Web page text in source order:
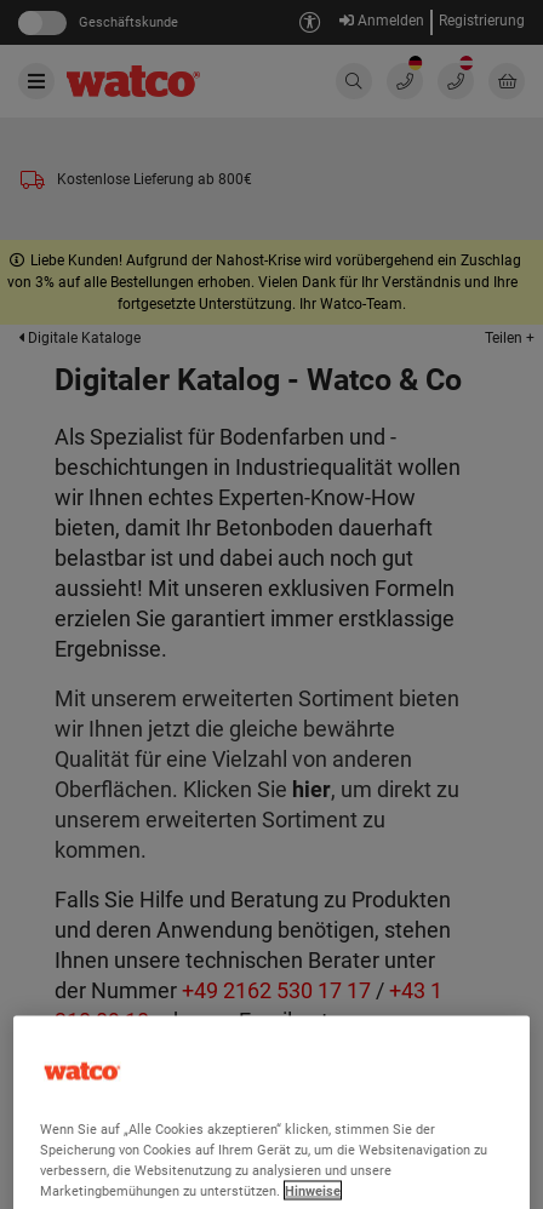
Geschäftskunde Anmelden Registrierung
Kostenlose Lieferung ab 800€
Liebe Kunden! Aufgrund der Nahost-Krise wird vorübergehend ein Zuschlag
von 3% auf alle Bestellungen erhoben. Vielen Dank für Ihr Verständnis und Ihre
fortgesetzte Unterstützung. Ihr Watco-Team.
Digitale Kataloge
Teilen +
Digitaler Katalog - Watco & Co
Als Spezialist für Bodenfarben und -
beschichtungen in Industriequalität wollen
wir Ihnen echtes Experten-Know-How
bieten, damit Ihr Betonboden dauerhaft
belastbar ist und dabei auch noch gut
aussieht! Mit unseren exklusiven Formeln
erzielen Sie garantiert immer erstklassige
Ergebnisse.
Mit unserem erweiterten Sortiment bieten
wir Ihnen jetzt die gleiche bewährte
Qualität für eine Vielzahl von anderen
Oberflächen. Klicken Sie hier, um direkt zu
unserem erweiterten Sortiment zu
kommen.
Falls Sie Hilfe und Beratung zu Produkten
und deren Anwendung benötigen, stehen
Ihnen unsere technischen Berater unter
der Nummer +49 2162 530 17 17 / +43 1
310 09 10oder per Email unter
Verfügung. Unsere Erreichbarkeit:
Uhr.
Wenn Sie auf „Alle Cookies akzeptieren“ klicken, stimmen Sie der
Speicherung von Cookies auf Ihrem Gerät zu, um die Websitenavigation zu
verbessern, die Websitenutzung zu analysieren und unsere
Marketingbemühungen zu unterstützen. Hinweise